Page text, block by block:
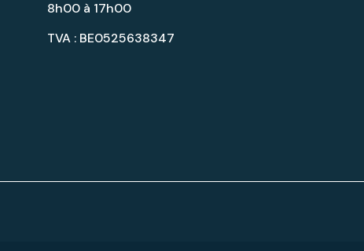
8h00 à 17h00
TVA : BE0525638347